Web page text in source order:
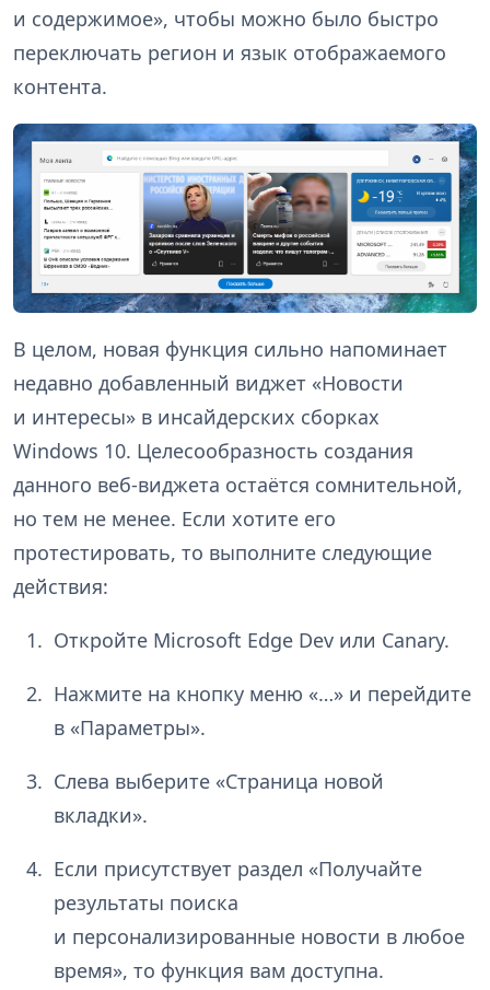
и содержимое», чтобы можно было быстро
переключать регион и язык отображаемого
контента.
В целом, новая функция сильно напоминает
недавно добавленный виджет «Новости
и интересы» в инсайдерских сборках
Windows 10. Целесообразность создания
данного веб-виджета остаётся сомнительной,
но тем не менее. Если хотите его
протестировать, то выполните следующие
действия:
Откройте Microsoft Edge Dev или Canary.
Нажмите на кнопку меню «…» и перейдите
в «Параметры».
Слева выберите «Страница новой
вкладки».
Если присутствует раздел «Получайте
результаты поиска
и персонализированные новости в любое
время», то функция вам доступна.